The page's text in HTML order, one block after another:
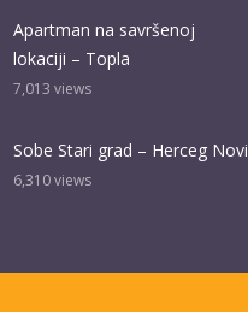
Apartman na savršenoj
lokaciji – Topla
7,013 views
Sobe Stari grad – Herceg Novi
6,310views